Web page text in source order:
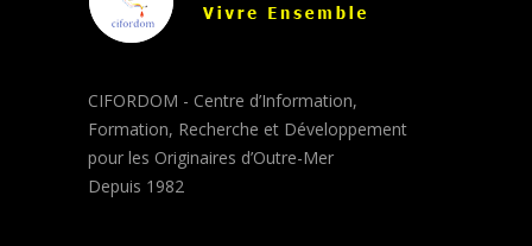
CIFORDOM - Centre d’Information,
Formation, Recherche et Développement
pour les Originaires d’Outre-Mer
Depuis 1982